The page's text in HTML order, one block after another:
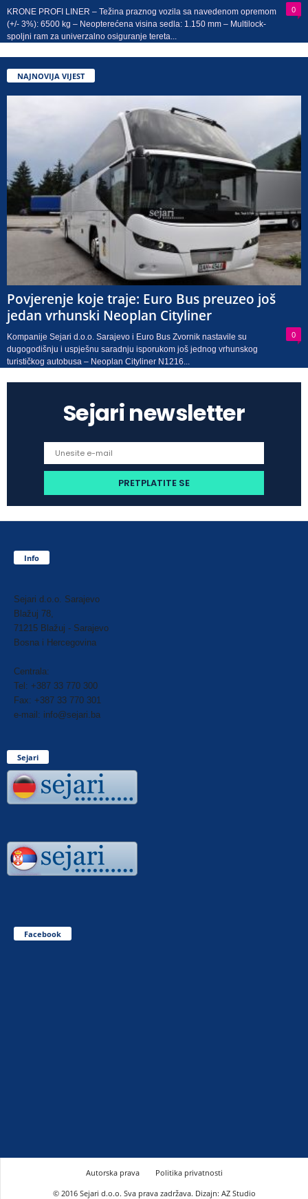
0
KRONE PROFI LINER – Težina praznog vozila sa navedenom opremom
(+/- 3%): 6500 kg – Neopterećena visina sedla: 1.150 mm – Multilock-
spoljni ram za univerzalno osiguranje tereta...
NAJNOVIJA VIJEST
Povjerenje koje traje: Euro Bus preuzeo još
jedan vrhunski Neoplan Cityliner
0
Kompanije Sejari d.o.o. Sarajevo i Euro Bus Zvornik nastavile su
dugogodišnju i uspješnu saradnju isporukom još jednog vrhunskog
turističkog autobusa – Neoplan Cityliner N1216...
Sejari newsletter
Info
Sejari d.o.o. Sarajevo
Blažuj 78,
71215 Blažuj - Sarajevo
Bosna i Hercegovina
Centrala:
Tel: +387 33 770 300
Fax: +387 33 770 301
e-mail: info@sejari.ba
Sejari
Facebook
Autorska prava
Politika privatnosti
© 2016 Sejari d.o.o. Sva prava zadržava. Dizajn: AZ Studio